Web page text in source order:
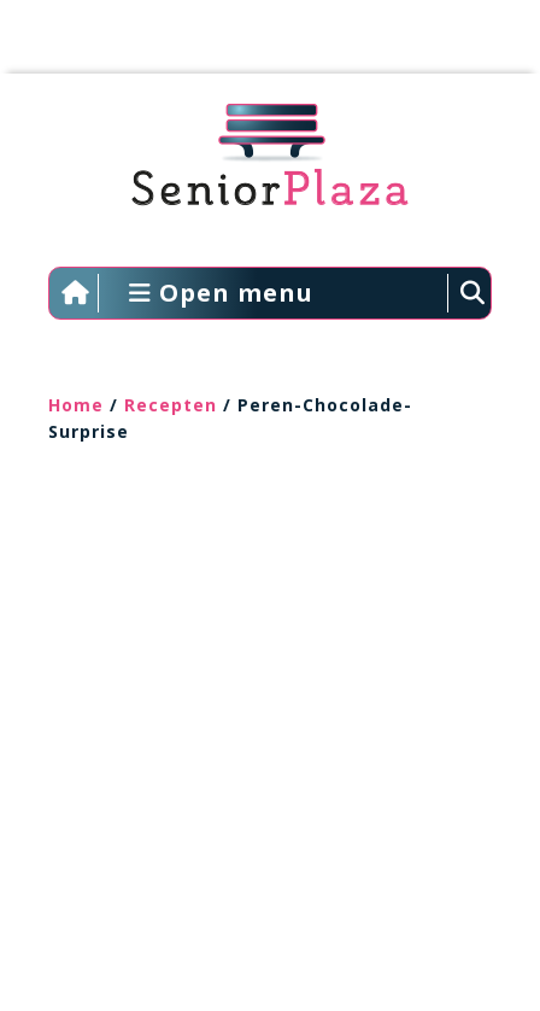
Open menu
Home / Recepten / Peren-Chocolade-
Surprise